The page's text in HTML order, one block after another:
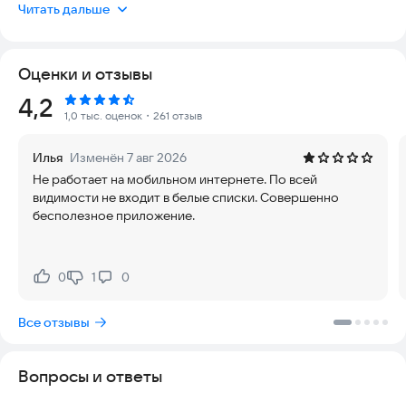
- синхронизация избранного между устройствами;
- поиск по радиоканалам и подкастам;
- фильтр станций по стилям и темам;
- запись фрагментов эфира;
- встроенный будильник и таймер сна;
- поиск треков в популярных музыкальных сервисах;
- билеты на события Рекорда без наценки.
Читать дальше
Оценки и отзывы
Рейтинг:
4,2 1,0 тыс. оценок ・261 отзыв
Илья Изменён 7 авг 2026
Не работает на мобильном интернете. По всей
видимости не входит в белые списки. Совершенно
бесполезное приложение.
Нравится:
0Не нравится:
1 0
Все отзывы
Вопросы и ответы